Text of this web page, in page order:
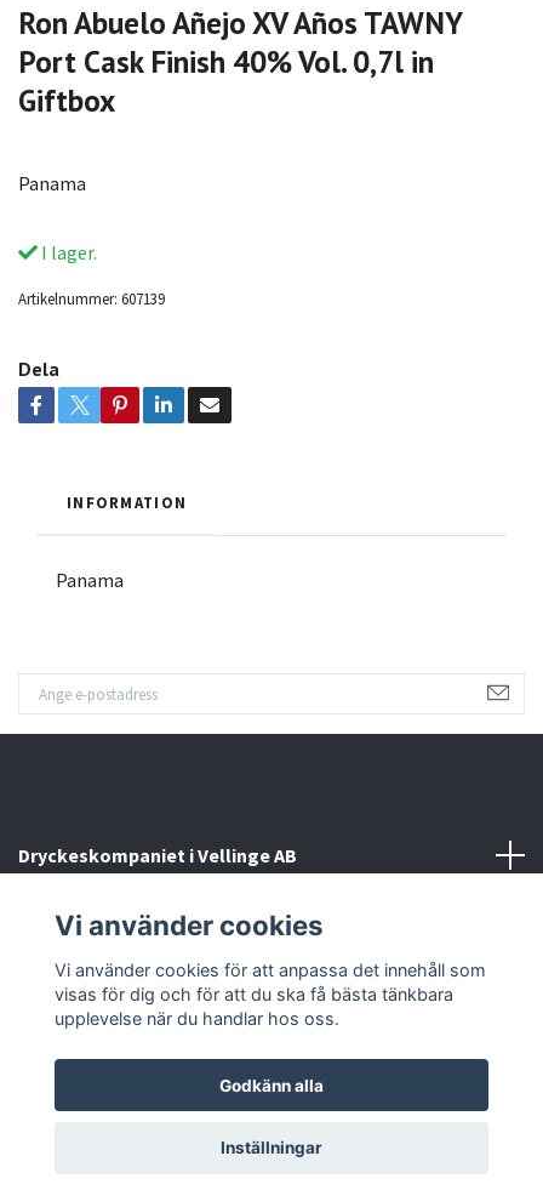
Ron Abuelo Añejo XV Años TAWNY
Port Cask Finish 40% Vol. 0,7l in
Giftbox
Panama
I lager.
Artikelnummer: 607139
Dela
INFORMATION
Panama
Dryckeskompaniet i Vellinge AB
Kontakta oss
Sociala medier
© 2026 Dryckeskompaniet i Vellinge
Vi använder cookies
Vi använder cookies för att anpassa det innehåll som
visas för dig och för att du ska få bästa tänkbara
upplevelse när du handlar hos oss.
Godkänn alla
Inställningar